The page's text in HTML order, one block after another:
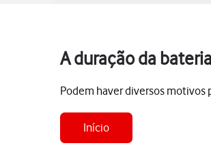
A duração da
Podem haver diversos motivos
Início